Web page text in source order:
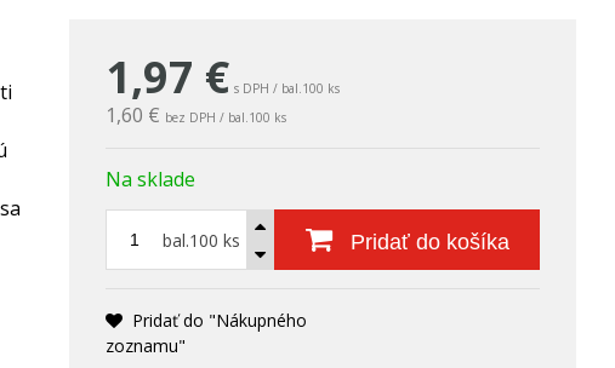
1,97 € s DPH / bal.100 ks
1,60 € bez DPH / bal.100 ks
Na sklade
bal.100 ks Pridať do košíka
Pridať do "Nákupného
zoznamu"